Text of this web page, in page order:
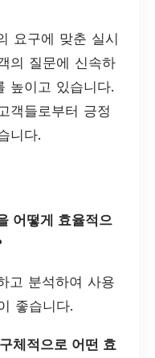
요구에 맞춘 실시
의 질문에 신속하
높이고 있습니다.
객들로부터 긍정
니다.
어떻게 효율적으
고 분석하여 사용
좋습니다.
체적으로 어떤 효